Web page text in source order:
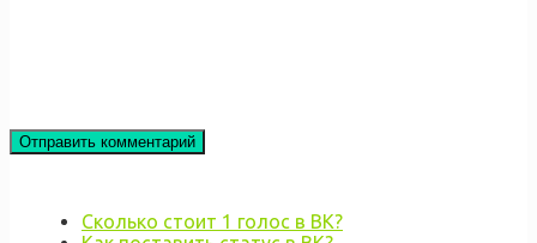
Сколько стоит 1 голос в ВК?